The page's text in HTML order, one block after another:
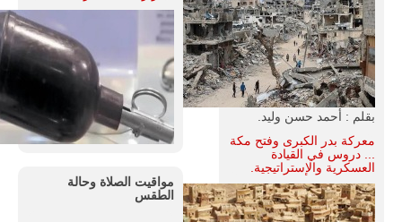
بقلم : أحمد حسن وليد.
معركة بدر الكبرى وفتح مكة
... دروس في القيادة
العسكرية والإستراتيجية.
مواقيت الصلاة وحالة
الطقس